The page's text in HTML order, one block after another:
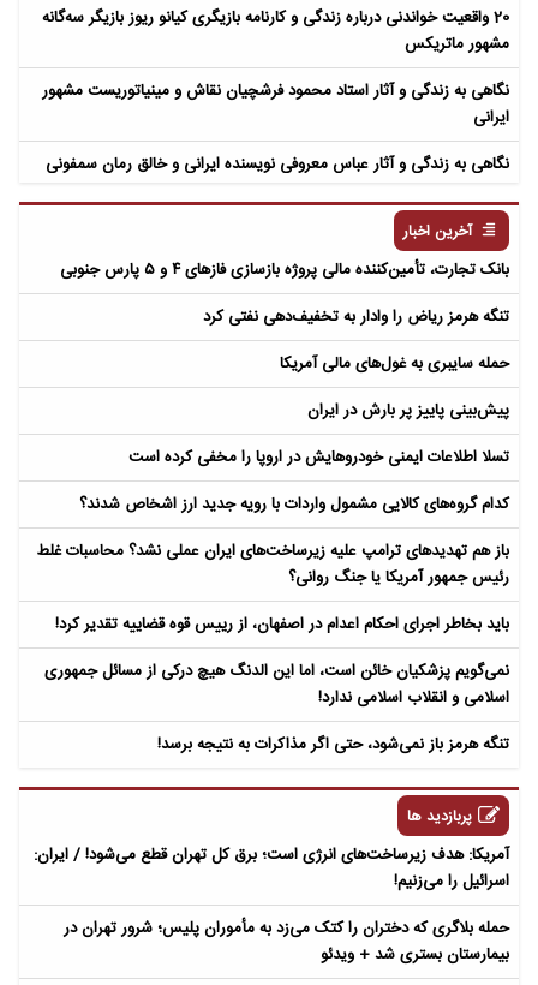
20 واقعیت خواندنی درباره زندگی و کارنامه بازیگری کیانو ریوز بازیگر سه‌گانه
مشهور ماتریکس
نگاهی به زندگی و آثار استاد محمود فرشچیان نقاش و مینیاتوریست مشهور
ایرانی
نگاهی به زندگی و آثار عباس معروفی نویسنده ایرانی و خالق رمان سمفونی
آخرین اخبار
بانک تجارت، تأمین‌کننده مالی پروژه بازسازی فازهای ۴ و ۵ پارس جنوبی
تنگه هرمز ریاض را وادار به تخفیف‌دهی نفتی کرد
حمله سایبری به غول‌های مالی آمریکا
پیش‌بینی پاییز پر بارش در ایران
تسلا اطلاعات ایمنی خودروهایش در اروپا را مخفی کرده است
کدام گروه‌های کالایی مشمول واردات با رویه جدید ارز اشخاص شدند؟
باز هم تهدیدهای ترامپ علیه زیرساخت‌های ایران عملی نشد؟ محاسبات غلط
رئیس جمهور آمریکا یا جنگ روانی؟
باید بخاطر اجرای احکام اعدام در اصفهان، از رییس قوه قضاییه تقدیر کرد!
نمی‌گویم پزشکیان خائن است، اما این الدنگ هیچ درکی از مسائل جمهوری
اسلامی و انقلاب اسلامی ندارد!
تنگه هرمز باز نمی‌شود، حتی اگر مذاکرات به نتیجه برسد!
پربازدید ها
آمریکا: هدف زیرساخت‌های انرژی است؛ برق کل تهران قطع می‌شود! / ایران:
اسرائیل را می‌زنیم!
حمله بلاگری که دختران را کتک می‌زد به مأموران پلیس؛ شرور تهران در
بیمارستان بستری شد + ویدئو